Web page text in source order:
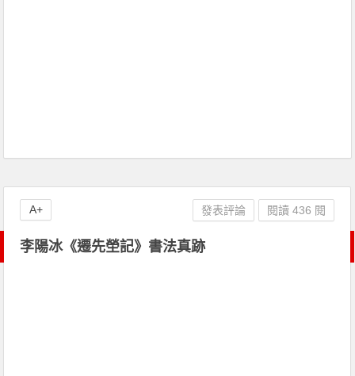
李陽冰《遷先塋記》書法真跡
發表評論 閱讀 436 閱
A+